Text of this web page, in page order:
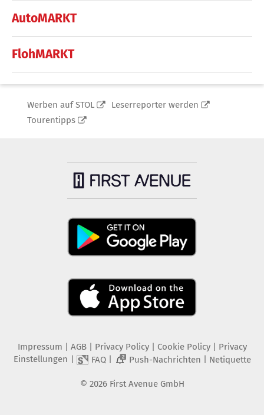
AutoMARKT
FlohMARKT
Werben auf STOL
Leserreporter werden
Tourentipps
Impressum AGB Privacy Policy| Cookie Policy| Privacy
Einstellungen
FAQ| 2 Push-Nachrichten Netiquette
© 2026 First Avenue GmbH